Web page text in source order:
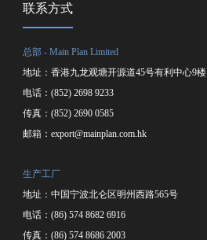
联系方式
总部 - Main Plan Limited
地址：香港九龙观塘开源道45号有利中心9楼
电话：(852) 2698 9233
传真：(852) 2690 0585
邮箱：export@mainplan.com.hk
生产工厂
地址：中国宁波北仑区明州西路565号
电话：(86) 574 8682 6916
传真：(86) 574 8686 2003